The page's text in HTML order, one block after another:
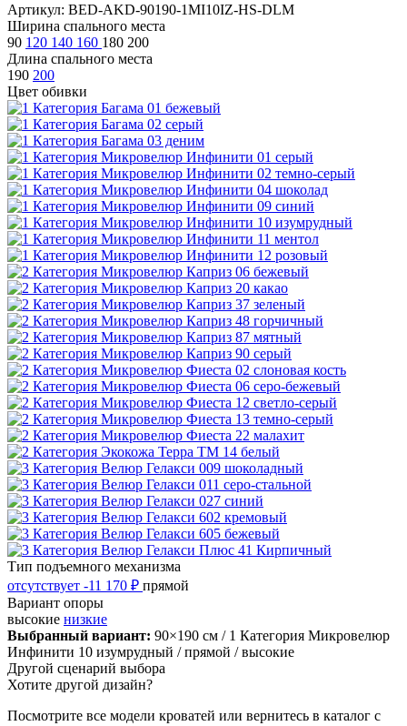
Артикул: BED-AKD-90190-1MI10IZ-HS-DLM
Ширина спального места
90 120 140 160 180 200
Длина спального места
190 200
Цвет обивки
Тип подъемного механизма
отсутствует -11 170 ₽ прямой
Вариант опоры
высокие низкие
Выбранный вариант: 90×190 см / 1 Категория Микровелюр
Инфинити 10 изумрудный / прямой / высокие
Другой сценарий выбора
Хотите другой дизайн?
Посмотрите все модели кроватей или вернитесь в каталог с